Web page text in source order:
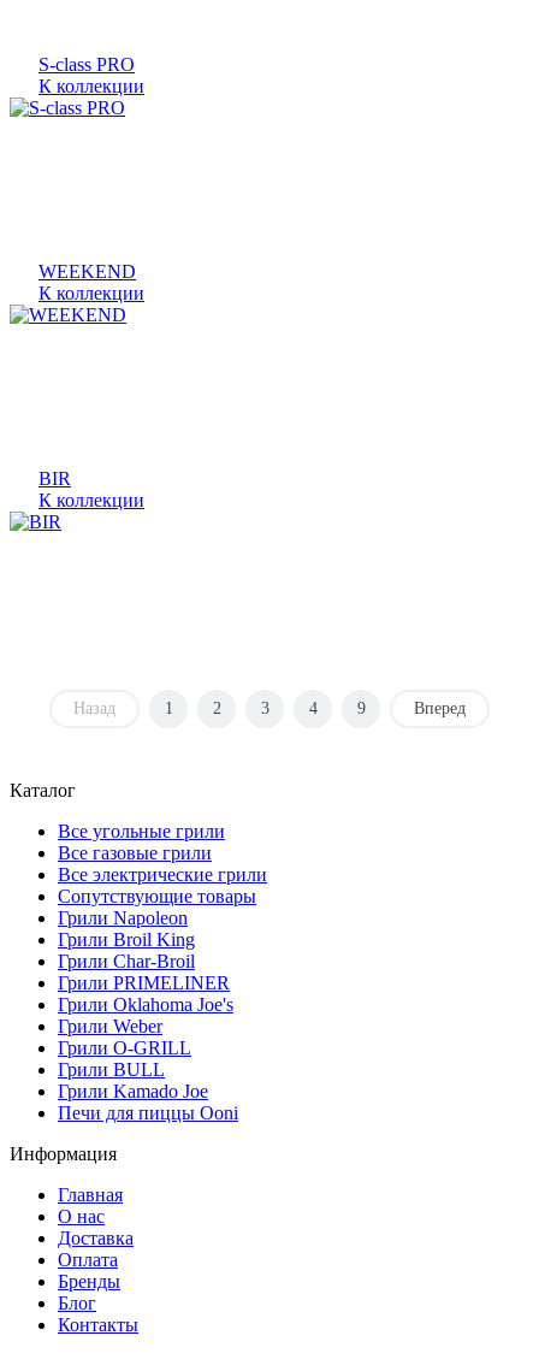
S-class PRO
К коллекции
WEEKEND
К коллекции
BIR
К коллекции
Назад 1 2 3 4 9 Вперед
Каталог
Все угольные грили
Все газовые грили
Все электрические грили
Сопутствующие товары
Грили Napoleon
Грили Broil King
Грили Char-Broil
Грили PRIMELINER
Грили Oklahoma Joe's
Грили Weber
Грили O-GRILL
Грили BULL
Грили Kamado Joe
Печи для пиццы Ooni
Информация
Главная
О нас
Доставка
Оплата
Бренды
Блог
Контакты